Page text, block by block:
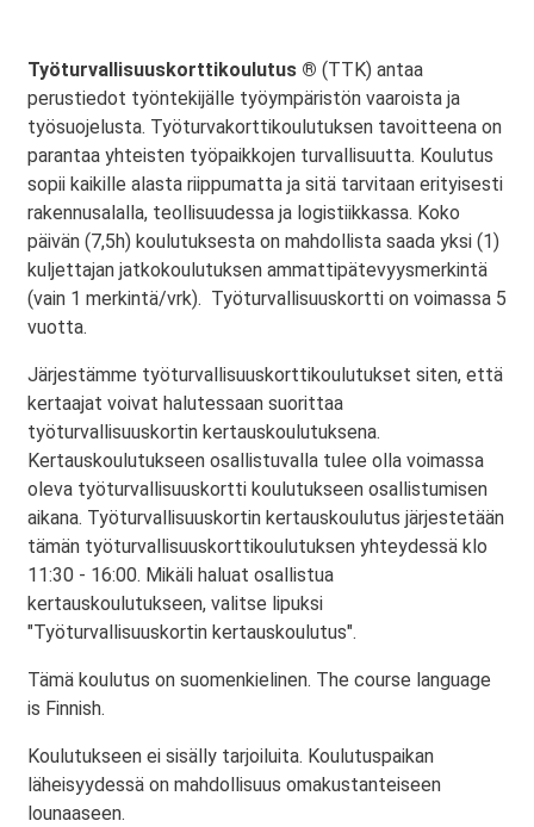
Työturvallisuuskorttikoulutus ® (TTK) antaa
perustiedot työntekijälle työympäristön vaaroista ja
työsuojelusta. Työturvakorttikoulutuksen tavoitteena on
parantaa yhteisten työpaikkojen turvallisuutta. Koulutus
sopii kaikille alasta riippumatta ja sitä tarvitaan erityisesti
rakennusalalla, teollisuudessa ja logistiikkassa. Koko
päivän (7,5h) koulutuksesta on mahdollista saada yksi (1)
kuljettajan jatkokoulutuksen ammattipätevyysmerkintä
(vain 1 merkintä/vrk). Työturvallisuuskortti on voimassa 5
vuotta.
Järjestämme työturvallisuuskorttikoulutukset siten, että
kertaajat voivat halutessaan suorittaa
työturvallisuuskortin kertauskoulutuksena.
Kertauskoulutukseen osallistuvalla tulee olla voimassa
oleva työturvallisuuskortti koulutukseen osallistumisen
aikana. Työturvallisuuskortin kertauskoulutus järjestetään
tämän työturvallisuuskorttikoulutuksen yhteydessä klo
11:30 - 16:00. Mikäli haluat osallistua
kertauskoulutukseen, valitse lipuksi
"Työturvallisuuskortin kertauskoulutus".
Tämä koulutus on suomenkielinen. The course language
is Finnish.
Koulutukseen ei sisälly tarjoiluita. Koulutuspaikan
läheisyydessä on mahdollisuus omakustanteiseen
lounaaseen.